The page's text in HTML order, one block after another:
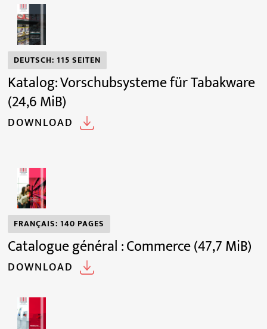
DEUTSCH: 115 SEITEN
Katalog: Vorschubsysteme für Tabakware
(24,6 MiB)
DOWNLOAD
FRANÇAIS: 140 PAGES
Catalogue général : Commerce(47,7 MiB)
DOWNLOAD